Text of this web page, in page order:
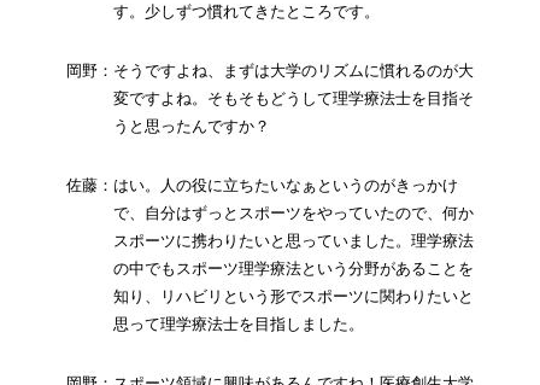
す。少しずつ慣れてきたところです。
岡野：そうですよね、まずは大学のリズムに慣れるのが大
変ですよね。そもそもどうして理学療法士を目指そ
うと思ったんですか？
佐藤：はい。人の役に立ちたいなぁというのがきっかけ
で、自分はずっとスポーツをやっていたので、何か
スポーツに携わりたいと思っていました。理学療法
の中でもスポーツ理学療法という分野があることを
知り、リハビリという形でスポーツに関わりたいと
思って理学療法士を目指しました。